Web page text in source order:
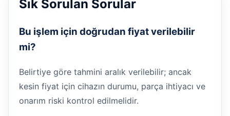
Sık Sorulan Sorular
Bu işlem için doğrudan fiyat verilebilir
mi?
Belirtiye göre tahmini aralık verilebilir; ancak
kesin fiyat için cihazın durumu, parça ihtiyacı ve
onarım riski kontrol edilmelidir.